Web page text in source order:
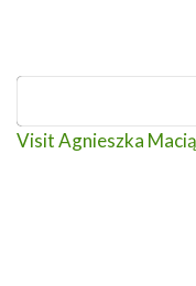
Visit Agnieszka